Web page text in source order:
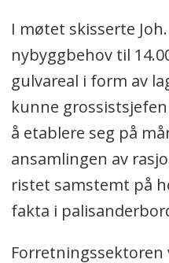
I møtet skisserte
nybyggbehov til
gulvareal i form av
kunne
å etablere seg på
ansamlingen av
ristet samstemt på
fakta i